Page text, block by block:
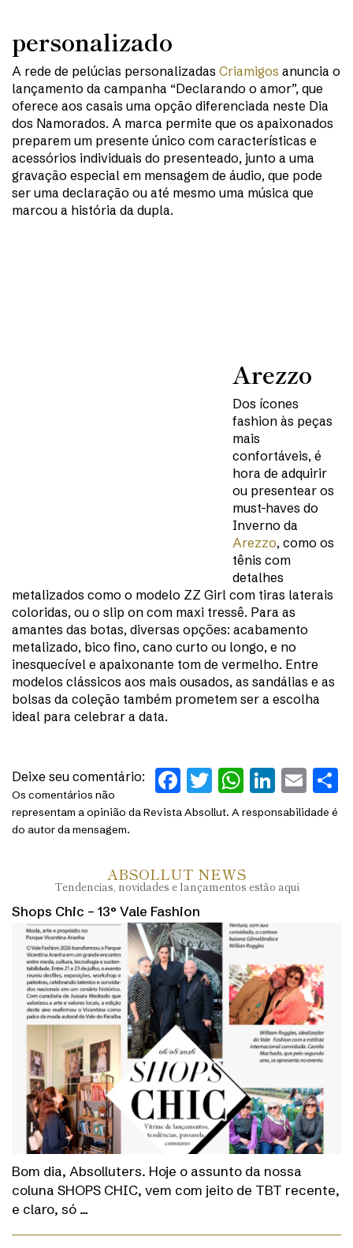
personalizado
A rede de pelúcias personalizadas Criamigos anuncia o
lançamento da campanha “Declarando o amor”, que
oferece aos casais uma opção diferenciada neste Dia
dos Namorados. A marca permite que os apaixonados
preparem um presente único com características e
acessórios individuais do presenteado, junto a uma
gravação especial em mensagem de áudio, que pode
ser uma declaração ou até mesmo uma música que
marcou a história da dupla.
Arezzo
Dos ícones
fashion às peças
mais
confortáveis, é
hora de adquirir
ou presentear os
must-haves do
Inverno da
Arezzo, como os
tênis com
detalhes
metalizados como o modelo ZZ Girl com tiras laterais
coloridas, ou o slip on com maxi tressê. Para as
amantes das botas, diversas opções: acabamento
metalizado, bico fino, cano curto ou longo, e no
inesquecível e apaixonante tom de vermelho. Entre
modelos clássicos aos mais ousados, as sandálias e as
bolsas da coleção também prometem ser a escolha
ideal para celebrar a data.
Facebook
Twitter
Deixe seu comentário:
Os comentários não
representam a opinião da Revista Absollut. A responsabilidade é
do autor da mensagem.
ABSOLLUT NEWS
Tendencias, novidades e lançamentos estão aqui
Shops Chic – 13° Vale Fashion
Bom dia, Absolluters. Hoje o assunto da nossa
coluna SHOPS CHIC, vem com jeito de TBT recente,
e claro, só …